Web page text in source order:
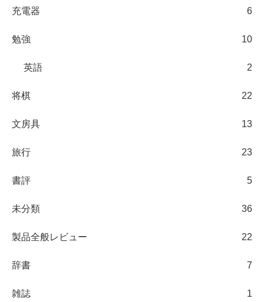
充電器 6
勉強 10
英語 2
将棋 22
文房具 13
旅行 23
書評 5
未分類 36
製品全般レビュー 22
辞書 7
雑誌 1